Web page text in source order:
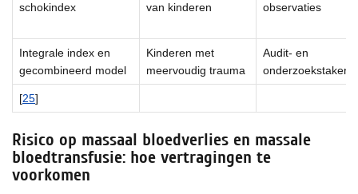
schokindex
van kinderen
observaties
Integrale index en
gecombineerd model
Kinderen met
meervoudig trauma
Audit- en
onderzoekstaken
[25]
Risico op massaal bloedverlies en massale
bloedtransfusie: hoe vertragingen te
voorkomen